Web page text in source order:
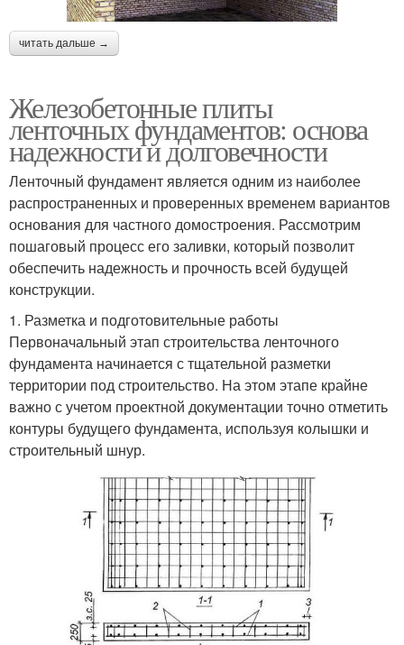
читать дальше →
Железобетонные плиты
ленточных фундаментов: основа
надежности и долговечности
Ленточный фундамент является одним из наиболее
распространенных и проверенных временем вариантов
основания для частного домостроения. Рассмотрим
пошаговый процесс его заливки, который позволит
обеспечить надежность и прочность всей будущей
конструкции.
1. Разметка и подготовительные работы
Первоначальный этап строительства ленточного
фундамента начинается с тщательной разметки
территории под строительство. На этом этапе крайне
важно с учетом проектной документации точно отметить
контуры будущего фундамента, используя колышки и
строительный шнур.